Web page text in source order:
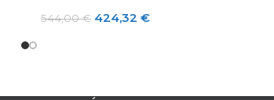
544,00€ 424,32 €